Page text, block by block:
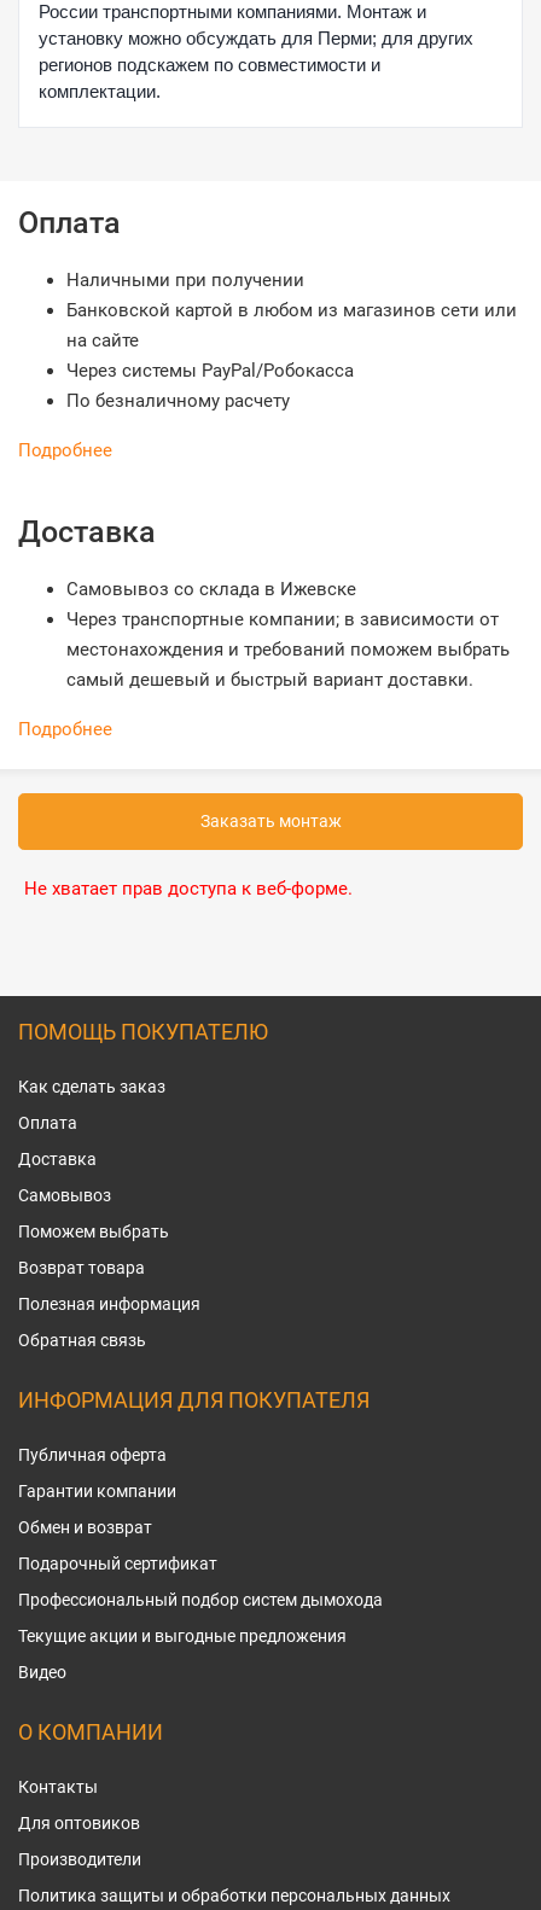
России транспортными компаниями. Монтаж и
установку можно обсуждать для Перми; для других
регионов подскажем по совместимости и
комплектации.
Оплата
Наличными при получении
Банковской картой в любом из магазинов сети или
на сайте
Через системы PayPal/Робокасса
По безналичному расчету
Подробнее
Доставка
Самовывоз со склада в Ижевске
Через транспортные компании; в зависимости от
местонахождения и требований поможем выбрать
самый дешевый и быстрый вариант доставки.
Подробнее
Заказать монтаж
Не хватает прав доступа к веб-форме.
ПОМОЩЬ ПОКУПАТЕЛЮ
Как сделать заказ
Оплата
Доставка
Самовывоз
Поможем выбрать
Возврат товара
Полезная информация
Обратная связь
ИНФОРМАЦИЯ ДЛЯ ПОКУПАТЕЛЯ
Публичная оферта
Гарантии компании
Обмен и возврат
Подарочный сертификат
Профессиональный подбор систем дымохода
Текущие акции и выгодные предложения
Видео
О КОМПАНИИ
Контакты
Для оптовиков
Производители
Политика защиты и обработки персональных данных